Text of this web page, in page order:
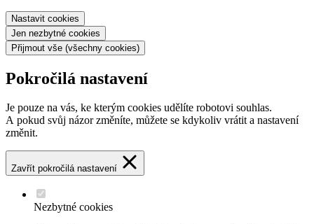
Nastavit cookies
Jen nezbytné cookies
Přijmout vše (všechny cookies)
Pokročilá nastavení
Je pouze na vás, ke kterým cookies udělíte robotovi souhlas.
A pokud svůj názor změníte, můžete se kdykoliv vrátit a nastavení
změnit.
Zavřít pokročilá nastavení
Nezbytné cookies